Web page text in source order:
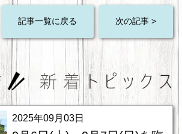
記事一覧に戻る 次の記事 >
2025年09月03日